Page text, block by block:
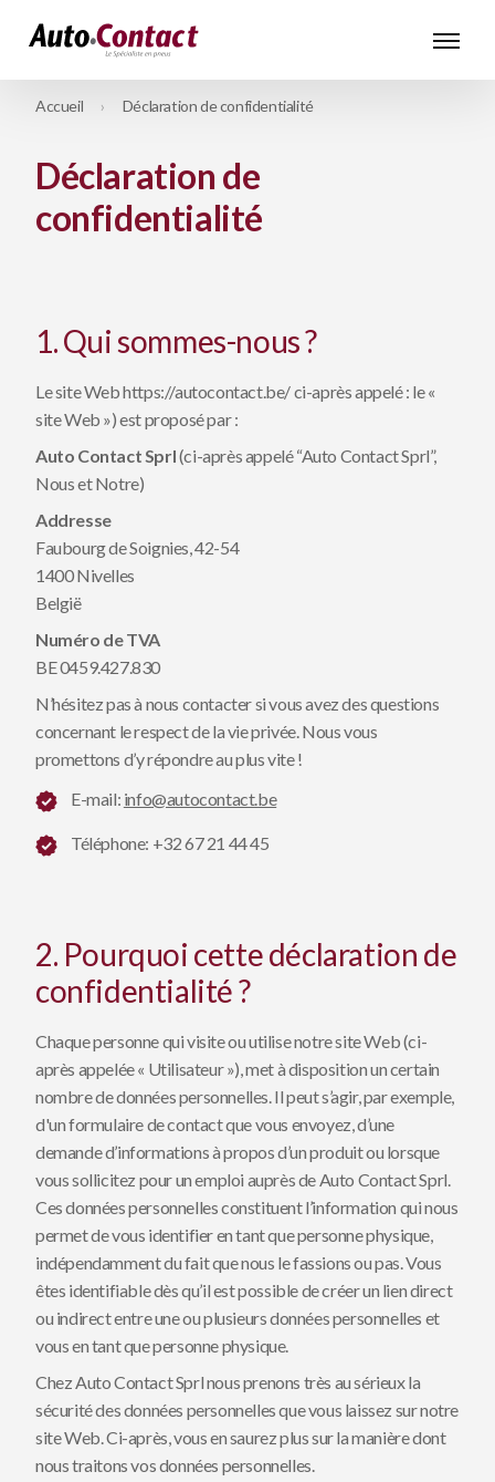
Accueil Déclaration de confidentialité
Déclaration de
confidentialité
1. Qui sommes-nous ?
Le site Web https://autocontact.be/ ci-après appelé : le «
site Web ») est proposé par :
Auto Contact Sprl(ci-après appelé “Auto Contact Sprl”,
Nous et Notre)
Addresse
Faubourg de Soignies, 42-54
1400 Nivelles
België
Numéro de TVA
BE 0459.427.830
N’hésitez pas à nous contacter si vous avez des questions
concernant le respect de la vie privée. Nous vous
promettons d’y répondre au plus vite !
E-mail: info@autocontact.be
Téléphone: +32 67 21 44 45
2. Pourquoi cette déclaration de
confidentialité ?
Chaque personne qui visite ou utilise notre site Web (ci-
après appelée « Utilisateur »), met à disposition un certain
nombre de données personnelles. Il peut s’agir, par exemple,
d'un formulaire de contact que vous envoyez, d’une
demande d’informations à propos d’un produit ou lorsque
vous sollicitez pour un emploi auprès de Auto Contact Sprl.
Ces données personnelles constituent l’information qui nous
permet de vous identifier en tant que personne physique,
indépendamment du fait que nous le fassions ou pas. Vous
êtes identifiable dès qu’il est possible de créer un lien direct
ou indirect entre une ou plusieurs données personnelles et
vous en tant que personne physique.
Chez Auto Contact Sprl nous prenons très au sérieux la
sécurité des données personnelles que vous laissez sur notre
site Web. Ci-après, vous en saurez plus sur la manière dont
nous traitons vos données personnelles.